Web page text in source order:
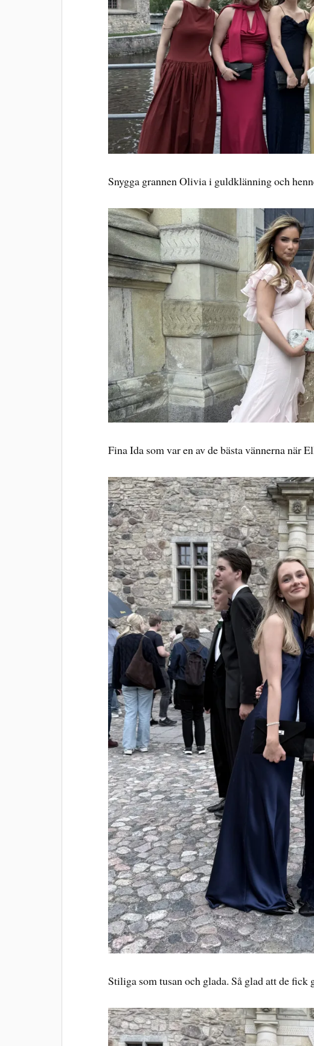
Snygga grannen Olivia i guldklänning och
Fina Ida som var en av de bästa vännerna när
Stiliga som tusan och glada. Så glad att de fick